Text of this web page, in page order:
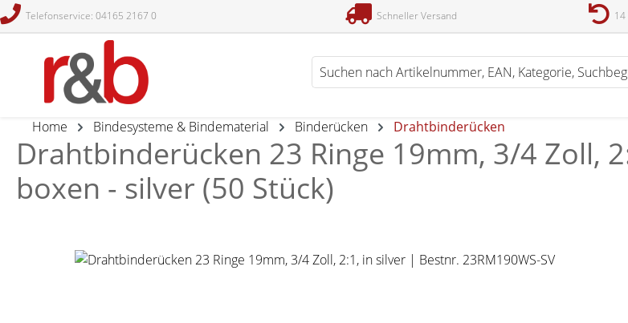
Zur Suche springen
Telefonservice: 04165 2167 0 Schneller Versand 14
Home Bindesysteme & Bindematerial Binderücken Drahtbinderücken
Drahtbinderücken 23 Ringe 19mm, 3/4 Zoll,
boxen - silver (50 Stück)
Bildergalerie überspringen